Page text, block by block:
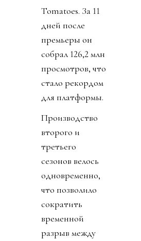
Tomatoes. За 11
дней после
премьеры он
собрал 126,2 млн
просмотров, что
стало рекордом
для платформы.
Производство
второго и
третьего
сезонов велось
одновременно,
что позволило
сократить
временной
разрыв между